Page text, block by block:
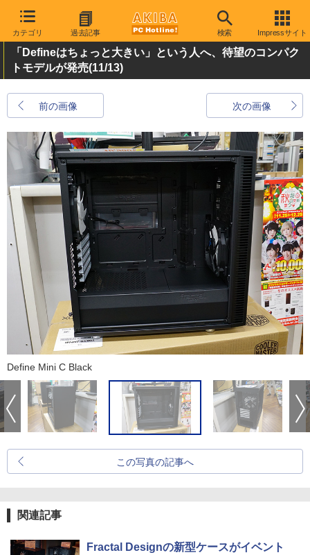
カテゴリ 過去記事 検索 Impressサイト
「Defineはちょっと大きい」という人へ、待望のコンパク
トモデルが発売(11/13)
前の画像 次の画像
Define Mini C Black
この写真の記事へ
関連記事
Fractal Designの新型ケースがイベント